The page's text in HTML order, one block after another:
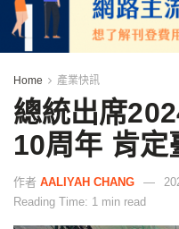
Home 產業快訊
總統出席
10周年 肯定
作者 AALIYAH CHANG
Reading Time: 1 min read